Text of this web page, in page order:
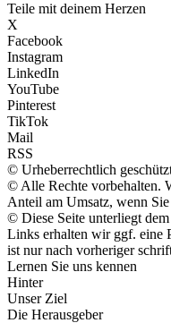
Teile mit deinem Herzen
X
Facebook
Instagram
LinkedIn
YouTube
Pinterest
TikTok
Mail
RSS
© Urheberrechtlich
© Alle Rechte vorbehalten.
Anteil am Umsatz, wenn
© Diese Seite unterliegt
Links erhalten wir ggf. eine
ist nur nach vorheriger
Lernen Sie uns kennen
Hinter
Unser Ziel
Die Herausgeber